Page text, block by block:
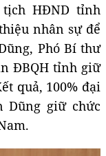
tịch HĐND tỉnh
nhân sự để
Phó Bí thư
ĐBQH tỉnh giữ
quả, 100% đại
Dũng giữ chức